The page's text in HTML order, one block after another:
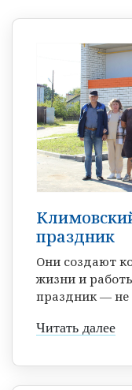
праздник
Они создают
жизни и
праздник — не
Читать далее